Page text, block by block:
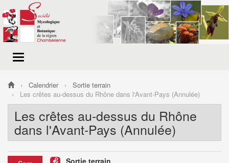
Menu
Calendrier
Sortie terrain
Les crêtes au-dessus du Rhône dans l'Avant-Pays (Annulée)
Les crêtes au-dessus du Rhône
dans l'Avant-Pays (Annulée)
Sortie terrain